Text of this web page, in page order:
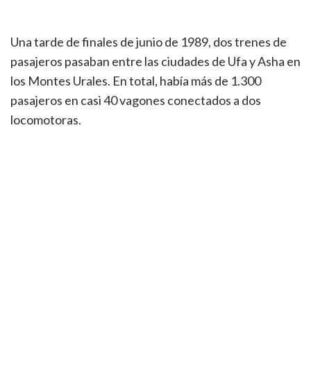
Una tarde de finales de junio de 1989, dos trenes de
pasajeros pasaban entre las ciudades de Ufa y Asha en
los Montes Urales. En total, había más de 1.300
pasajeros en casi 40 vagones conectados a dos
locomotoras.